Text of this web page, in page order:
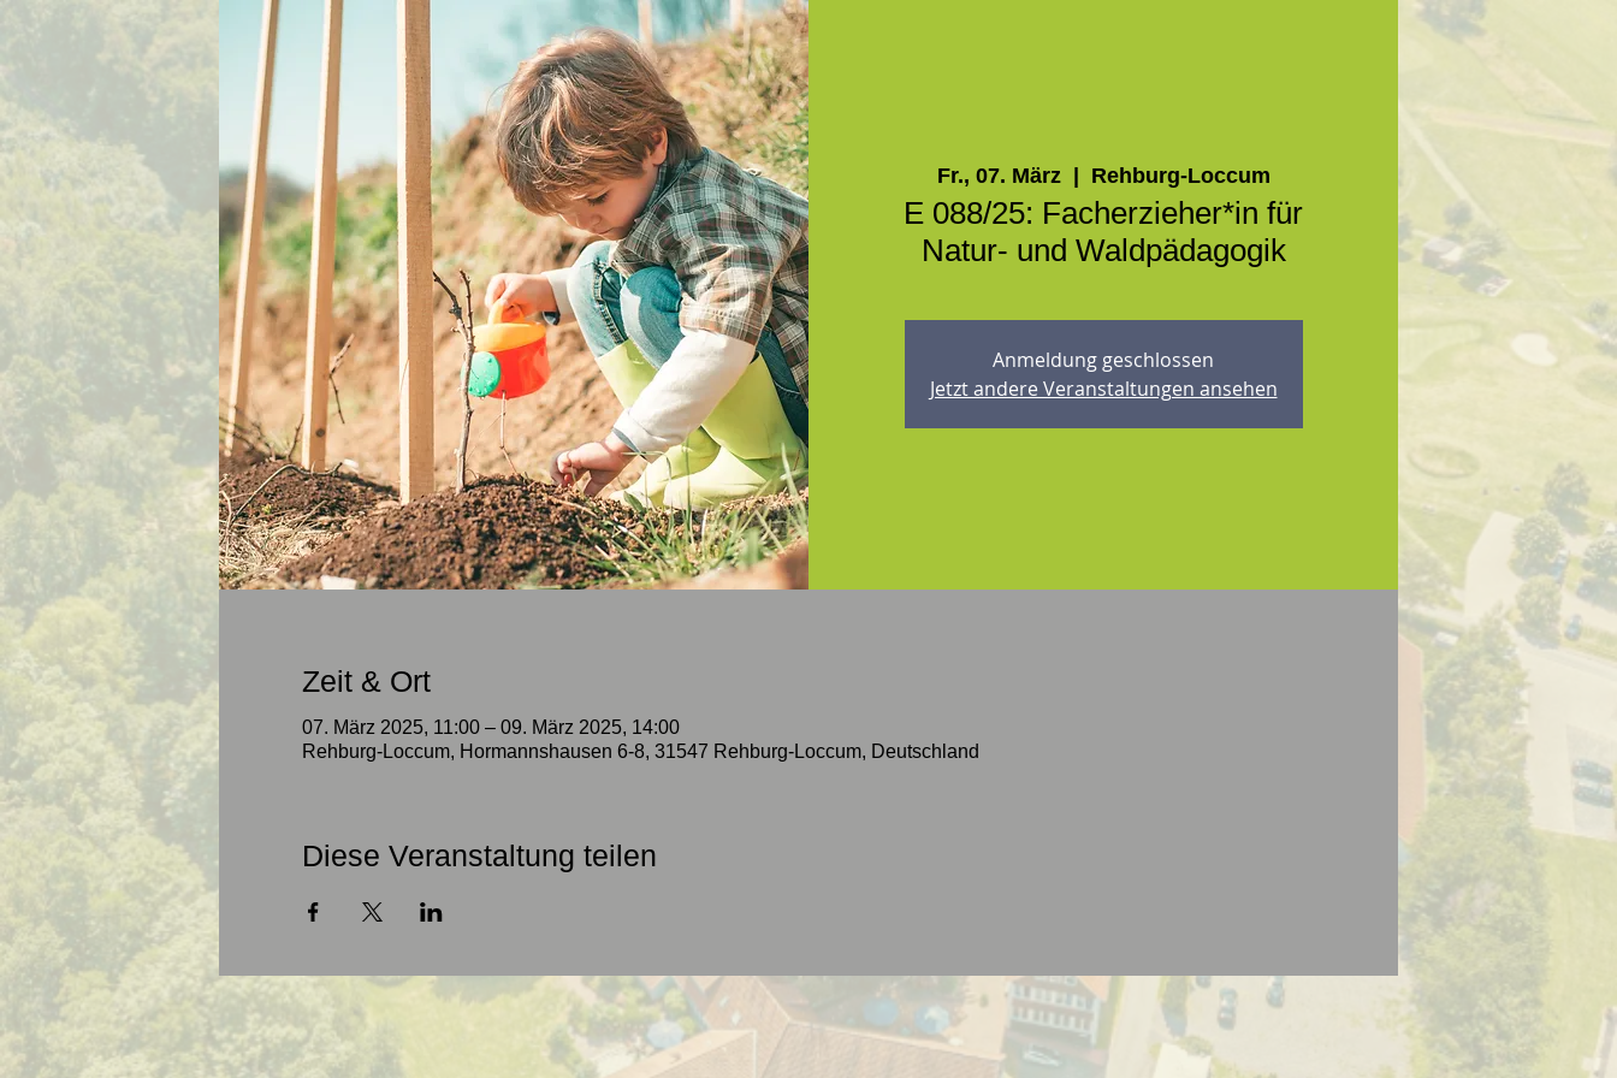
Fr., 07. März
  |
Rehburg-Loccum
E 088/25: Facherzieher*in für
Natur- und Waldpädagogik
Anmeldung geschlossen
Jetzt andere Veranstaltungen ansehen
Zeit & Ort
07. März 2025, 11:00 – 09. März 2025, 14:00
Rehburg-Loccum, Hormannshausen 6-8, 31547 Rehburg-Loccum, Deutschland
Diese Veranstaltung teilen